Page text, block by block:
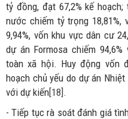
tỷ đồng, đạt 67,2% kế
nước chiếm tỷ trọng 18,81%,
9,94%, vốn khu vực dân cư
dự án Formosa chiếm
toàn xã hội. Huy động vốn
hoạch chủ yếu do dự án
với dự kiến[18].
- Tiếp tục rà soát đánh giá